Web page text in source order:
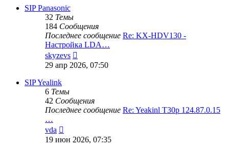
SIP Panasonic
32 Темы
184 Сообщения
Последнее сообщение Re: KX-HDV130 -
Настройка LDA…
skyzevs
к
последнему
29 апр 2026, 07:50
SIP Yealink
6 Темы
42 Сообщения
Последнее сообщение Re: Yeakinl T30p 124.87.0.15
…
vda
к
последнему
19 июн 2026, 07:35